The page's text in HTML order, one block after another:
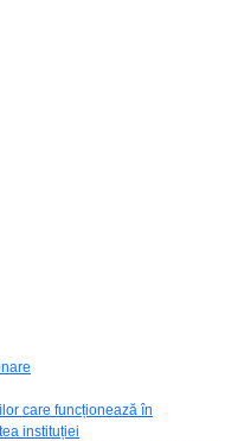
care funcționează în
instituției